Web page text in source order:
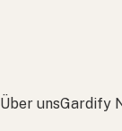
Über unsGardify